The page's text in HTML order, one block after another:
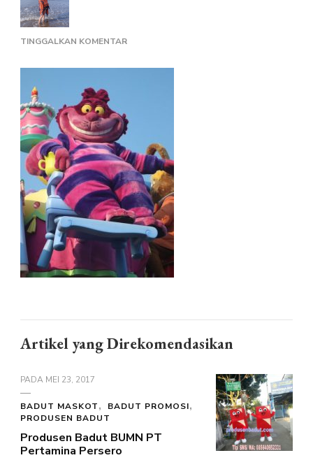
TINGGALKAN KOMENTARPADA
CAT
Artikel yang Direkomendasikan
PADA MEI 23, 2017
BADUT MASKOT
BADUT PROMOSI
PRODUSEN BADUT
Produsen Badut BUMN PT
Pertamina Persero